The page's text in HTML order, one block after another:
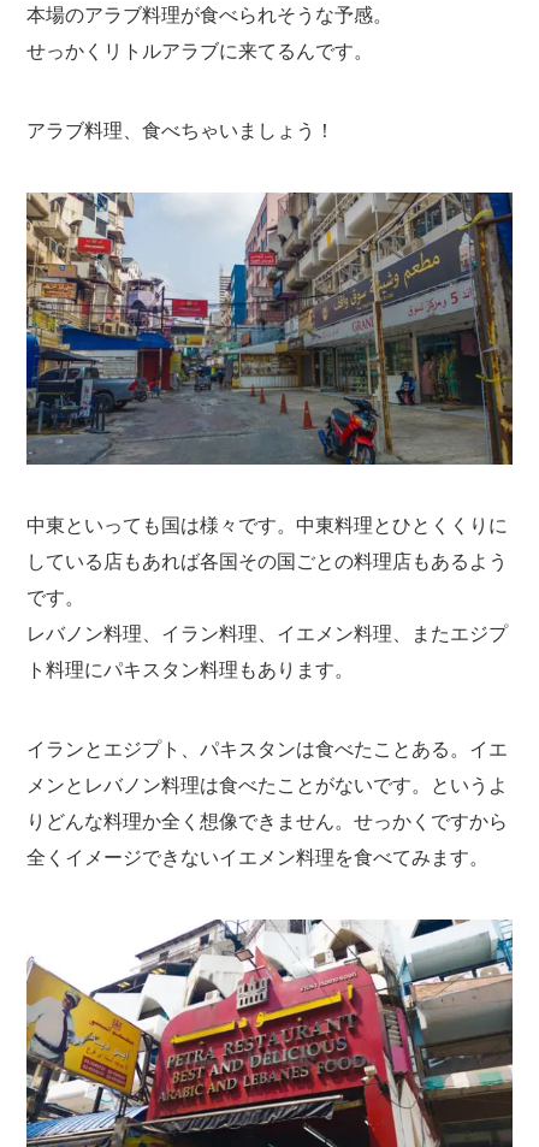
本場のアラブ料理が食べられそうな予感。
せっかくリトルアラブに来てるんです。
アラブ料理、食べちゃいましょう！
中東といっても国は様々です。中東料理とひとくくりに
している店もあれば各国その国ごとの料理店もあるよう
です。
レバノン料理、イラン料理、イエメン料理、またエジプ
ト料理にパキスタン料理もあります。
イランとエジプト、パキスタンは食べたことある。イエ
メンとレバノン料理は食べたことがないです。というよ
りどんな料理か全く想像できません。せっかくですから
全くイメージできないイエメン料理を食べてみます。